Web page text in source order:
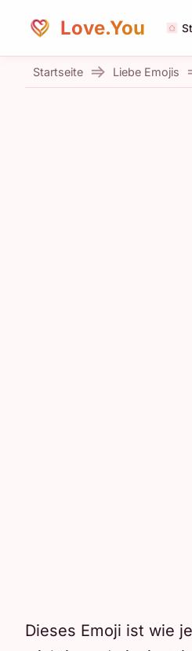
Love.You
Startseite Liebe Emojis
Dieses Emoji ist wie